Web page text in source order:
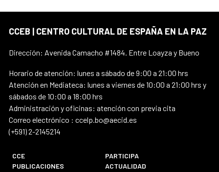
CCEB | CENTRO CULTURAL DE ESPAÑA EN LA PAZ
Dirección: Avenida Camacho #1484. Entre Loayza y Bueno
Horario de atención: lunes a sábado de 9:00 a 21:00 hrs
Atención en Mediateca: lunes a viernes de 10:00 a 21:00 hrs y
sábados de 10:00 a 18:00 hrs
Administración y oficinas: atención con previa cita
Correo electrónico : ccelp.bo@aecid.es
(+591) 2-2145214
CCE
PARTICIPA
PUBLICACIONES
ACTUALIDAD